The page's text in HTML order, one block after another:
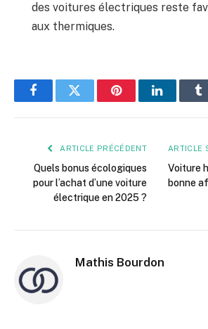
des voitures électriques reste
aux thermiques.
FacebookTwitter PinterestLinkedIn
ARTICLE PRÉCÉDENT
Quels bonus écologiques
pour l’achat d’une voiture
électrique en 2025 ?
ARTICLE
Voiture
bonne
Mathis Bourdon